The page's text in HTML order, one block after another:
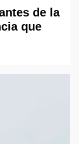
de la
que